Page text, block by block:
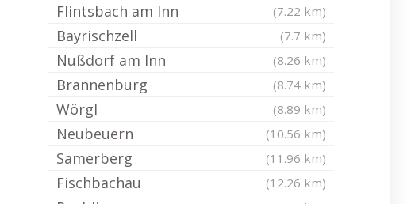
Flintsbach am Inn (7.22 km)
Bayrischzell (7.7 km)
Nußdorf am Inn (8.26 km)
Brannenburg (8.74 km)
Wörgl (8.89 km)
Neubeuern (10.56 km)
Samerberg (11.96 km)
Fischbachau (12.26 km)